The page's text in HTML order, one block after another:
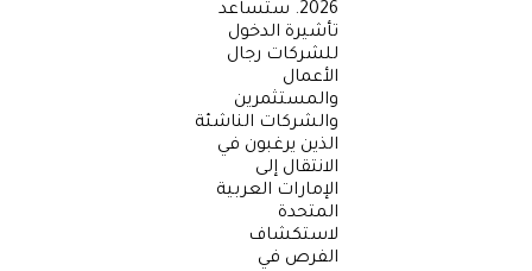
2026. ستساعد
تأشيرة الدخول
للشركات رجال
الأعمال
والمستثمرين
والشركات الناشئة
الذين يرغبون في
الانتقال إلى
الإمارات العربية
المتحدة
لاستكشاف
الفرص في